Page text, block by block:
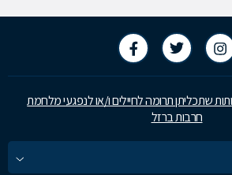
שתכליתן תרומה לחיילים ו/או לנפגעי מלחמת
חרבות ברזל